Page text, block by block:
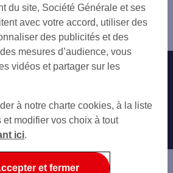
RUE DU GAL KOENIG
DU GAL DE GAULLE
17 RUE DE LA ZORN
DE LA DIVISION LE
DE BRUMATH
DE BITCHE
PRINCIPALE
INGWILLER 79 RUE DU MAL FOCH
Nous contacter
Autres sites SG
Professionnels
Entreprises
Associations
du site, Société Générale et ses
avec votre accord, utiliser des
des publicités et des
mesures d’audience, vous
vidéos et partager sur les
à notre charte cookies, à la liste
modifier vos choix à tout
ici.
et fermer